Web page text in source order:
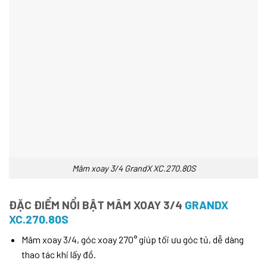
Mâm xoay 3/4 GrandX XC.270.80S
ĐẶC ĐIỂM NỔI BẬT MÂM XOAY 3/4 GRANDX
XC.270.80S
Mâm xoay 3/4, góc xoay 270° giúp tối ưu góc tủ, dễ dàng
thao tác khi lấy đồ.